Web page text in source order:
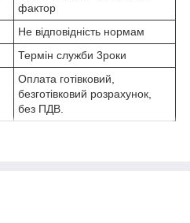
фактор
Не відповідність нормам
Термін служби 3роки
Оплата готівковий,
безготівковий розрахунок,
без ПДВ.